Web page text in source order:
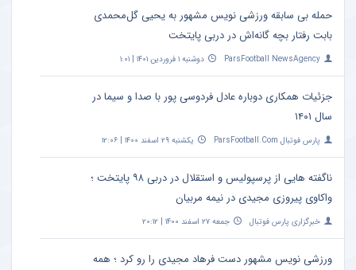
حمله بی سابقه ورزشی نویس مشهور به یحیی گل‌محمدی
بابت رفتار بچه گانه‌اش در دربی پایتخت
ParsFootball NewsAgency دوشنبه ۱ فروردین ۱۴۰۱ | ۱:۰۱
جزئیات همکاری دوباره عادل فردوسی‌ پور با صدا و سیما در
سال ۱۴۰۱
پارس فوتبال ParsFootball.Com یکشنبه ۲۹ اسفند ۱۴۰۰ | ۱۲:۰۶
ناگفته هایی از پرسپولیس و استقلال در دربی ۹۸ پایتخت ؛
واکاوی پیروزی مجیدی در نیمه مربیان
خبرگزاری پارس فوتبال جمعه ۲۷ اسفند ۱۴۰۰ | ۲۰:۱۲
ورزشی نویس مشهور دست فرهاد مجیدی را رو کرد ؛ همه